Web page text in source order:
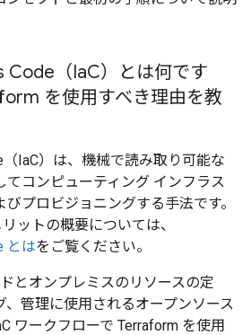
Code（IaC）とは何です
を使用すべき理由を教
IaC）は、機械で読み取り可能な
てコンピューティング インフラス
びプロビジョニングする手法です。
ットの概要については、
とはをご覧ください。
とオンプレミスのリソースの定
管理に使用されるオープンソース
ワークフローで Terraform を使用